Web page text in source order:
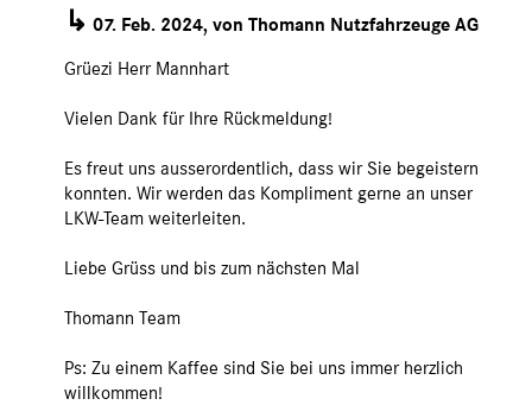
↳ 07. Feb. 2024, von Thomann Nutzfahrzeuge AG
Grüezi Herr Mannhart
Vielen Dank für Ihre Rückmeldung!
Es freut uns ausserordentlich, dass wir Sie begeistern
konnten. Wir werden das Kompliment gerne an unser
LKW-Team weiterleiten.
Liebe Grüss und bis zum nächsten Mal
Thomann Team
Ps: Zu einem Kaffee sind Sie bei uns immer herzlich
willkommen!